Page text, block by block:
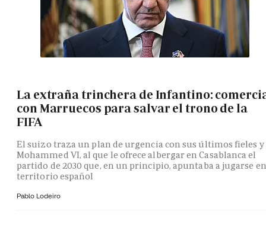
La extraña trinchera de Infantino:
con Marruecos para salvar el trono de la
FIFA
El suizo traza un plan de urgencia con sus últimos fieles y
Mohammed VI, al que le ofrece albergar en Casablanca el
partido de 2030 que, en un principio, apuntaba a jugarse en
territorio español
Pablo Lodeiro